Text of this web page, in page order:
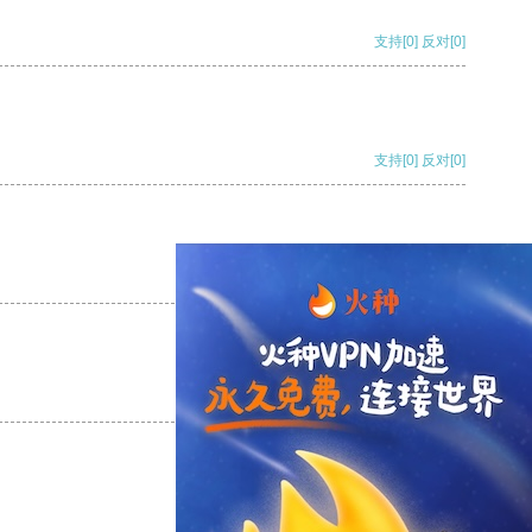
支持[0] 反对[0]
支持[0] 反对[0]
支持 [0] 反对[0]
支持[0] 反对